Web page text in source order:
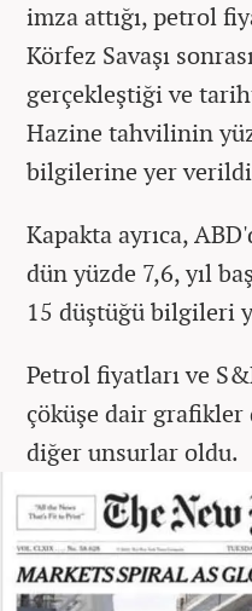
imza attığı, petrol
Körfez Savaşı
gerçekleştiği ve
Hazine tahvilinin
bilgilerine yer
Kapakta ayrıca,
dün yüzde 7,6, yıl
15 düştüğü bilgileri
Petrol fiyatları ve
çöküşe dair
diğer unsurlar oldu.